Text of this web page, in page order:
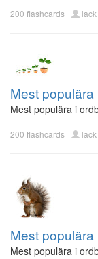
200 flashcards lack
Mest
Mest populära i
200 flashcards lack
Mest
Mest populära i